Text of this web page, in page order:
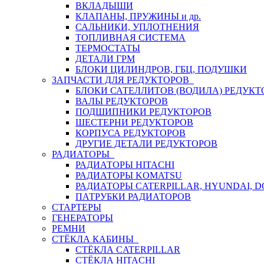
ВКЛАДЫШИ
КЛАПАНЫ, ПРУЖИНЫ и др.
САЛЬНИКИ, УПЛОТНЕНИЯ
ТОПЛИВНАЯ СИСТЕМА
ТЕРМОСТАТЫ
ДЕТАЛИ ГРМ
БЛОКИ ЦИЛИНДРОВ, ГБЦ, ПОДУШКИ
ЗАПЧАСТИ ДЛЯ РЕДУКТОРОВ
БЛОКИ САТЕЛЛИТОВ (ВОДИЛА)
ВАЛЫ РЕДУКТОРОВ
ПОДШИПНИКИ РЕДУКТОРОВ
ШЕСТЕРНИ РЕДУКТОРОВ
КОРПУСА РЕДУКТОРОВ
ДРУГИЕ ДЕТАЛИ РЕДУКТОРОВ
РАДИАТОРЫ
РАДИАТОРЫ HITACHI
РАДИАТОРЫ KOMATSU
РАДИАТОРЫ CATERPILLAR, HYUNDAI,
ПАТРУБКИ РАДИАТОРОВ
СТАРТЕРЫ
ГЕНЕРАТОРЫ
РЕМНИ
СТЁКЛА КАБИНЫ
СТЁКЛА CATERPILLAR
СТЁКЛА HITACHI